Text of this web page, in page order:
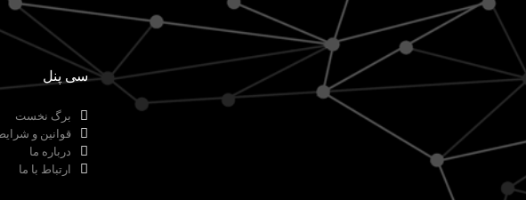
سی پنل
برگ نخست
قوانین و
درباره ما
ارتباط با ما